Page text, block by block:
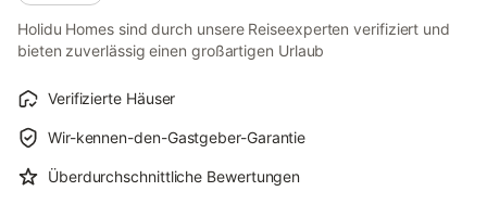
Holidu Homes sind durch unsere Reiseexperten verifiziert und
bieten zuverlässig einen großartigen Urlaub
Verifizierte Häuser
Wir-kennen-den-Gastgeber-Garantie
Überdurchschnittliche Bewertungen